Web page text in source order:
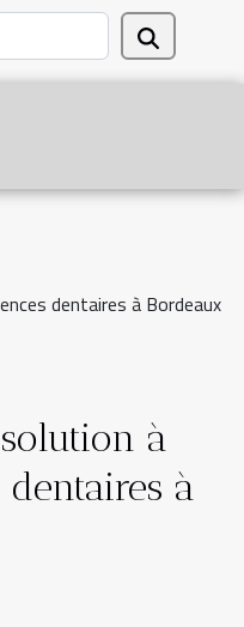
dentaires à Bordeaux
à
à